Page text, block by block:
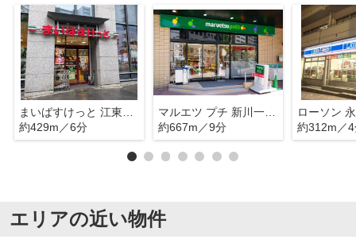
まいばすけっと 江東永代2丁目店
約429m／6分
マルエツ プチ 新川一丁目店
約667m／9分
ローソン
約312m／
エリアの近い物件